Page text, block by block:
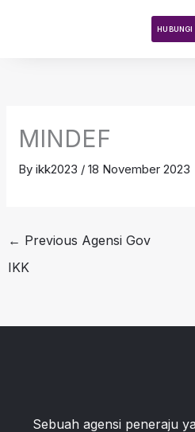
HUBUNGI
MINDEF
Byikk2023 /18 November 2023
← Previous Agensi Gov
IKK
Sebuah agensi peneraju